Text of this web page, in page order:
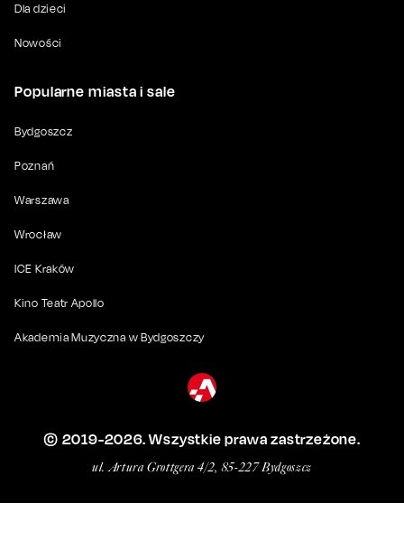
Dla dzieci
Nowości
Popularne miasta i sale
Bydgoszcz
Poznań
Warszawa
Wrocław
ICE Kraków
Kino Teatr Apollo
Akademia Muzyczna w Bydgoszczy
© 2019-2026. Wszystkie prawa zastrzeżone.
ul. Artura Grottgera 4/2, 85-227 Bydgoszcz